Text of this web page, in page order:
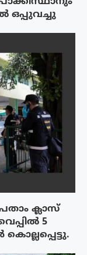
ഒപ്പുവച്ചു
ക്ലാസ്
5